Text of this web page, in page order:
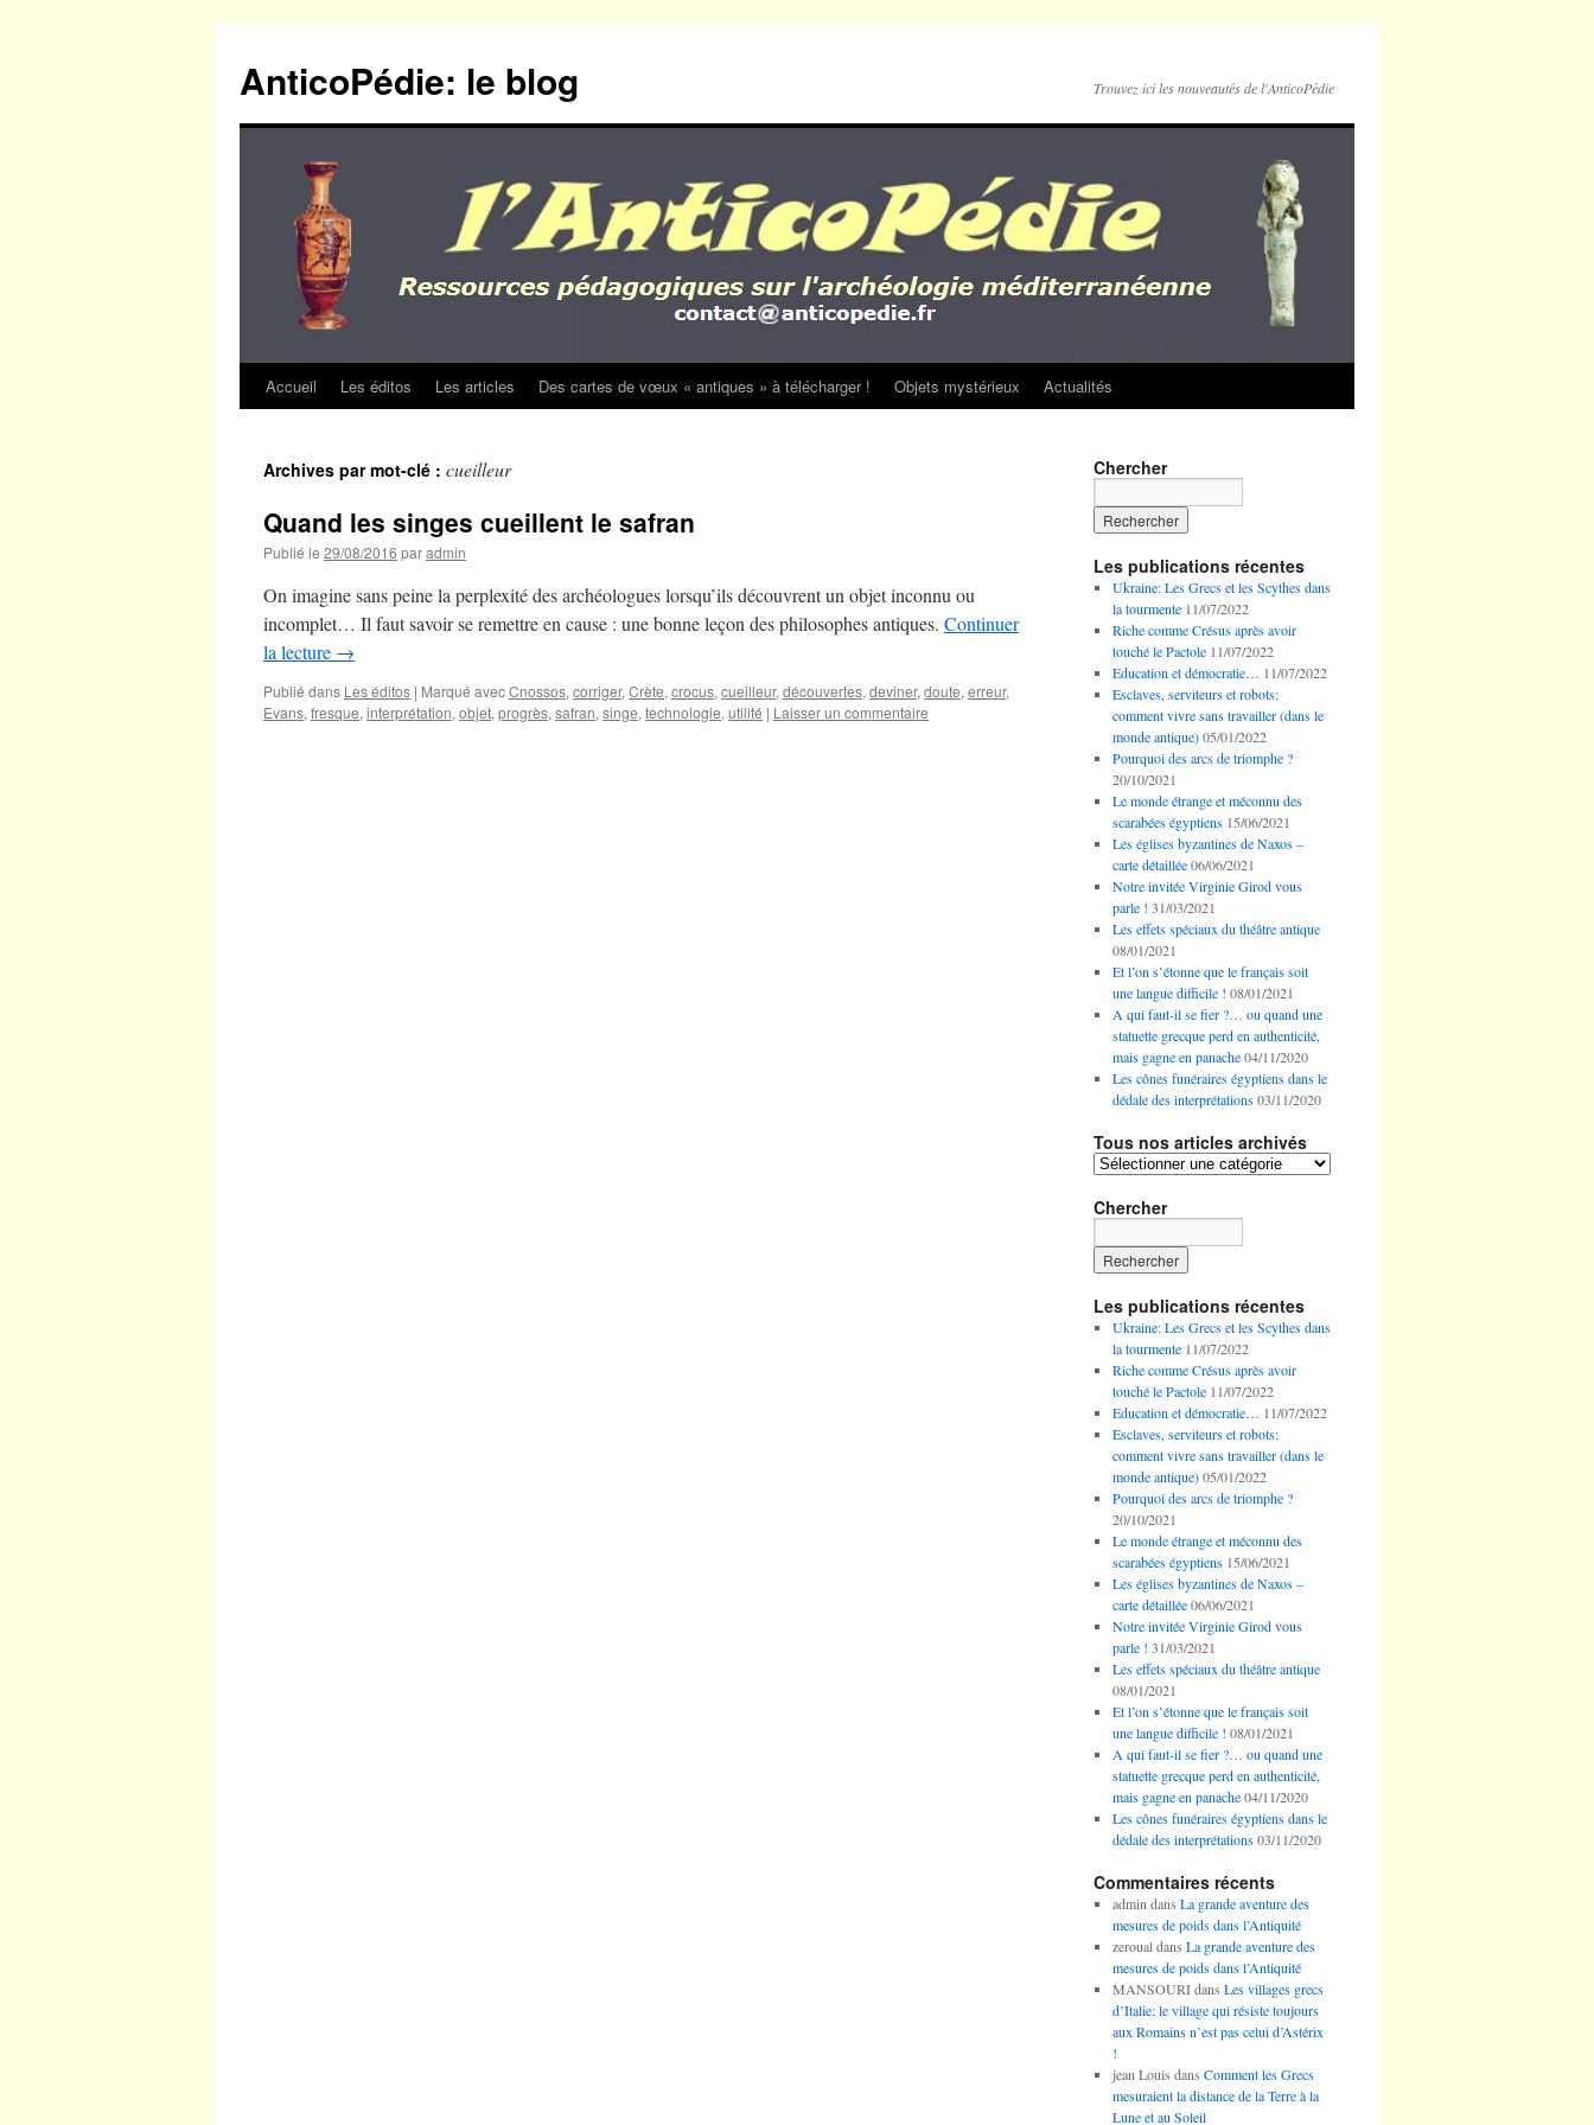
contenu
AnticoPédie: le blog Trouvez ici les nouveautés de l'AnticoPédie
Accueil Les éditos Les articles Des cartes de vœux « antiques » à télécharger ! Objets mystérieux Actualités
Archives par mot-clé : cueilleur
Quand les singes cueillent le safran
Publié le 29/08/2016 paradmin
On imagine sans peine la perplexité des archéologues lorsqu’ils découvrent un objet inconnu ou
incomplet… Il faut savoir se remettre en cause : une bonne leçon des philosophes antiques. Continuer
la lecture →
Publié dans Les éditos | Marqué avecCnossos, corriger, Crète, crocus, cueilleur, découvertes, deviner, doute, erreur,
Evans, fresque, interprétation, objet, progrès, safran, singe, technologie, utilité | Laisser un commentaire
Chercher
Les publications récentes
Ukraine: Les Grecs et les Scythes dans
la tourmente 11/07/2022
Riche comme Crésus après avoir
touché le Pactole 11/07/2022
Education et démocratie… 11/07/2022
Esclaves, serviteurs et robots:
comment vivre sans travailler (dans le
monde antique) 05/01/2022
Pourquoi des arcs de triomphe ?
20/10/2021
Le monde étrange et méconnu des
scarabées égyptiens 15/06/2021
Les églises byzantines de Naxos –
carte détaillée 06/06/2021
Notre invitée Virginie Girod vous
parle ! 31/03/2021
Les effets spéciaux du théâtre antique
08/01/2021
Et l’on s’étonne que le français soit
une langue difficile ! 08/01/2021
A qui faut-il se fier ?… ou quand une
statuette grecque perd en authenticité,
mais gagne en panache 04/11/2020
Les cônes funéraires égyptiens dans le
dédale des interprétations 03/11/2020
Tous nos articles archivés
Tous
articles
Chercher
Les publications récentes
Ukraine: Les Grecs et les Scythes dans
la tourmente 11/07/2022
Riche comme Crésus après avoir
touché le Pactole 11/07/2022
Education et démocratie… 11/07/2022
Esclaves, serviteurs et robots:
comment vivre sans travailler (dans le
monde antique) 05/01/2022
Pourquoi des arcs de triomphe ?
20/10/2021
Le monde étrange et méconnu des
scarabées égyptiens 15/06/2021
Les églises byzantines de Naxos –
carte détaillée 06/06/2021
Notre invitée Virginie Girod vous
parle ! 31/03/2021
Les effets spéciaux du théâtre antique
08/01/2021
Et l’on s’étonne que le français soit
une langue difficile ! 08/01/2021
A qui faut-il se fier ?… ou quand une
statuette grecque perd en authenticité,
mais gagne en panache 04/11/2020
Les cônes funéraires égyptiens dans le
dédale des interprétations 03/11/2020
Commentaires récents
admin dans La grande aventure des
mesures de poids dans l’Antiquité
zeroualdans La grande aventure des
mesures de poids dans l’Antiquité
MANSOURIdans Les villages grecs
d’Italie: le village qui résiste toujours
aux Romains n’est pas celui d’Astérix
!
jean Louis dans Comment les Grecs
mesuraient la distance de la Terre à la
Lune et au Soleil